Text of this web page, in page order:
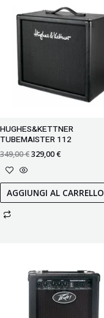
HUGHES&KETTNER
TUBEMAISTER 112
349,00€
originale
era:
349,00 €.
329,00€
attuale
è:
329,00 €.
AGGIUNGI AL CARRELLO